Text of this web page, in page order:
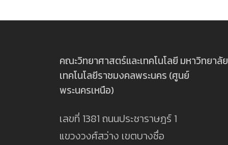
คณะวิทยาศาสตร์และเทคโนโลยี มหาวิทยาลัย
เทคโนโลยีราชมงคลพระนคร (ศูนย์
พระนครเหนือ)
เลขที่ 1381 ถนนประชาราษฎร์ 1
แขวงวงศ์สว่าง เขตบางซื่อ